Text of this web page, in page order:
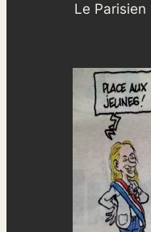
Le Parisien